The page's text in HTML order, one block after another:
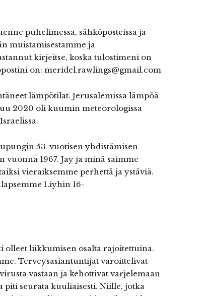
puhelimessa, sähköposteissa ja
muistamisestamme ja
kirjeitse, koska tulostimeni on
on: meridel.rawlings@gmail.com
lämpötilat. Jerusalemissa lämpöä
2020 oli kuumin meteorologissa
53-vuotisen yhdistämisen
1967. Jay ja minä saimme
vieraiksemme perhettä ja ystäviä.
Liyhin 16-
olleet liikkumisen osalta rajoitettuina.
Terveysasiantuntijat varoittelivat
vastaan ja kehottivat varjelemaan
piti seurata kuuliaisesti. Niille, jotka